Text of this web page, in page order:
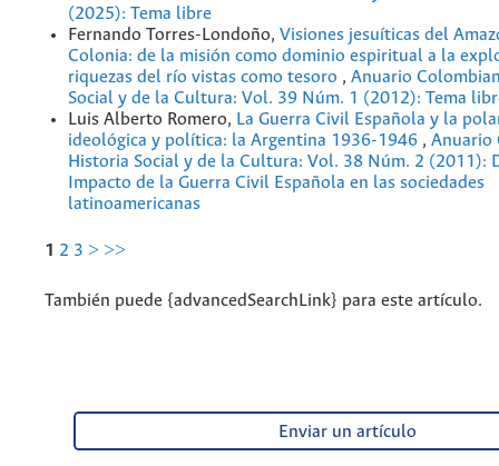
(2025): Tema libre
Fernando Torres-Londoño, Visiones jesuíticas del
Colonia: de la misión como dominio espiritual a la
riquezas del río vistas como tesoro , Anuario
Social y de la Cultura: Vol. 39 Núm. 1 (2012): Tema
Luis Alberto Romero, La Guerra Civil Española y la
ideológica y política: la Argentina 1936-1946 , Anuario
Historia Social y de la Cultura: Vol. 38 Núm. 2 (2011):
Impacto de la Guerra Civil Española en las sociedades
latinoamericanas
1 2 3 > >>
También puede {advancedSearchLink} para este artículo.
Enviar un artículo